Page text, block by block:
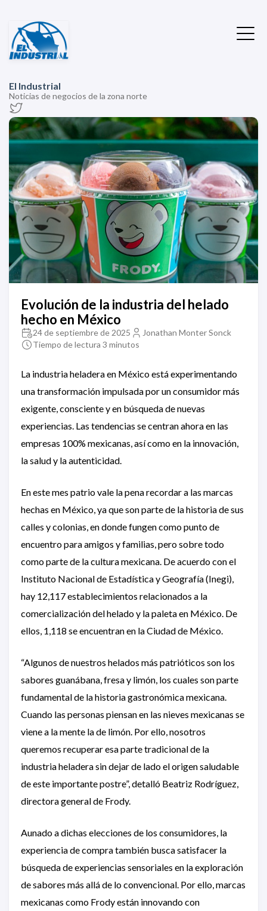
El Industrial
Noticias de negocios de la zona norte
Evolución de la industria del helado
hecho en México
24 de septiembre de 2025
Jonathan Monter Sonck
Tiempo de lectura 3 minutos
La industria heladera en México está experimentando
una transformación impulsada por un consumidor más
exigente, consciente y en búsqueda de nuevas
experiencias. Las tendencias se centran ahora en las
empresas 100% mexicanas, así como en la innovación,
la salud y la autenticidad.
En este mes patrio vale la pena recordar a las marcas
hechas en México, ya que son parte de la historia de sus
calles y colonias, en donde fungen como punto de
encuentro para amigos y familias, pero sobre todo
como parte de la cultura mexicana. De acuerdo con el
Instituto Nacional de Estadística y Geografía (Inegi),
hay 12,117 establecimientos relacionados a la
comercialización del helado y la paleta en México. De
ellos, 1,118 se encuentran en la Ciudad de México.
“Algunos de nuestros helados más patrióticos son los
sabores guanábana, fresa y limón, los cuales son parte
fundamental de la historia gastronómica mexicana.
Cuando las personas piensan en las nieves mexicanas se
viene a la mente la de limón. Por ello, nosotros
queremos recuperar esa parte tradicional de la
industria heladera sin dejar de lado el origen saludable
de este importante postre”, detalló Beatriz Rodríguez,
directora general de Frody.
Aunado a dichas elecciones de los consumidores, la
experiencia de compra también busca satisfacer la
búsqueda de experiencias sensoriales en la exploración
de sabores más allá de lo convencional. Por ello, marcas
mexicanas como Frody están innovando con